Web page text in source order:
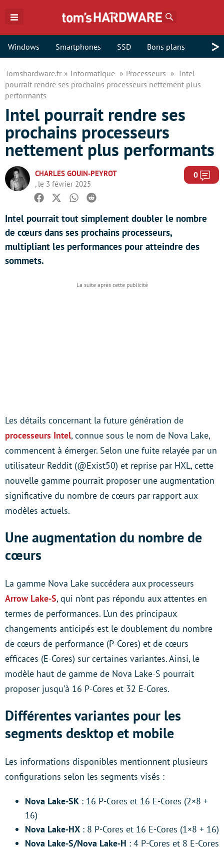
Windows Smartphones SSD Bons plans >
Tomshardware.fr Informatique Processeurs
Intel
pourrait rendre ses prochains processeurs nettement plus
performants
Intel pourrait rendre ses
prochains processeurs
nettement plus performants
CHARLES GOUIN-PEYROT
, le 3 février 2025
0
Facebook
TwitterWhatsapp
Reddit
Intel pourrait tout simplement doubler le nombre
de cœurs dans ses prochains processeurs,
multipliant les performances pour atteindre des
sommets.
Les détails concernant la future génération de
processeurs Intel, connue sous le nom de Nova Lake,
commencent à émerger. Selon une fuite relayée par un
utilisateur Reddit (@Exist50) et reprise par HXL, cette
nouvelle gamme pourrait proposer une augmentation
significative du nombre de cœurs par rapport aux
modèles actuels.
Une augmentation du nombre de
cœurs
La gamme Nova Lake succédera aux processeurs
Arrow Lake-S, qui n’ont pas répondu aux attentes en
termes de performances. L’un des principaux
changements anticipés est le doublement du nombre
de cœurs de performance (P-Cores) et de cœurs
efficaces (E-Cores) sur certaines variantes. Ainsi, le
modèle haut de gamme de Nova Lake-S pourrait
proposer jusqu’à 16 P-Cores et 32 E-Cores.
Différentes variantes pour les
segments desktop et mobile
Les informations disponibles mentionnent plusieurs
configurations selon les segments visés :
Nova Lake-SK : 16 P-Cores et 16 E-Cores (2×8 +
16)
Nova Lake-HX : 8 P-Cores et 16 E-Cores (1×8 + 16)
Nova Lake-S/Nova Lake-H : 4 P-Cores et 8 E-Cores